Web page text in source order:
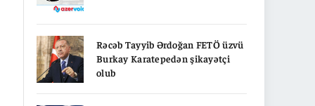
Rəcəb Tayyib Ərdoğan FETÖ üzvü
Burkay Karatepedən şikayətçi
olub